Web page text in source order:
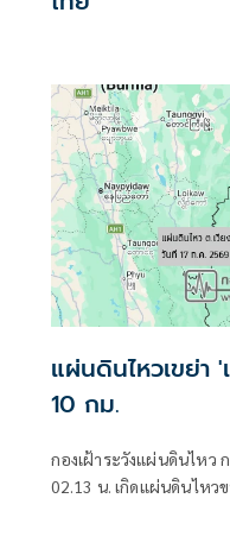
แผ่นดินไหวเขย่า
10 กม.
กองเฝ้าระวังแผ่นดินไหว
02.13 น. เกิดแผ่นดินไหว